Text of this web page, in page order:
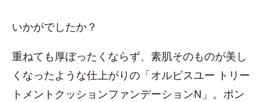
いかがでしたか？
重ねても厚ぼったくならず、素肌そのものが美し
くなったような仕上がりの「オルビスユー トリー
トメントクッションファンデーションN」。ポン